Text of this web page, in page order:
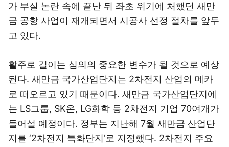
가 부실 논란 속에 끝난 뒤 좌초 위기에 처했던 새만
금 공항 사업이 재개되면서 시공사 선정 절차를 앞두
고 있다.
활주로 길이는 심의의 중요한 변수가 될 것으로 예상
된다. 새만금 국가산업단지는 2차전지 산업의 메카
로 떠오르고 있기 때문이다. 새만금 국가산업단지에
는 LS그룹, SK온, LG화학 등 2차전지 기업 70여개가
들어설 예정이다. 정부는 지난해 7월 새만금 산업단
지를 ‘2차전지 특화단지’로 지정했다. 2차전지 주요